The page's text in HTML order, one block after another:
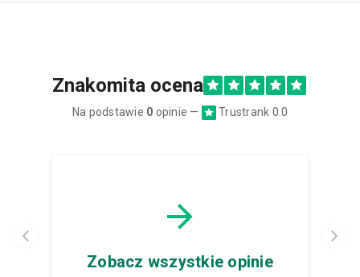
Znakomita ocena
Na podstawie 0 opinie — Trustrank 0.0
Zobacz wszystkie opinie